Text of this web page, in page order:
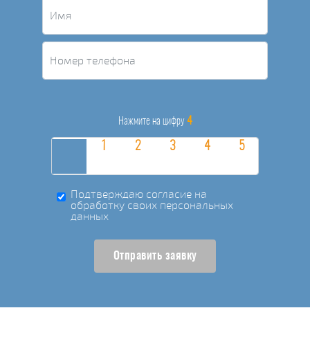
Нажмите на цифру 4
Подтверждаю согласие на
обработку своих персональных
данных
Отправить заявку